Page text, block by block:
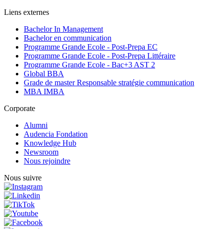
Liens externes
Bachelor In Management
Bachelor en communication
Programme Grande Ecole - Post-Prepa EC
Programme Grande Ecole - Post-Prepa Littéraire
Programme Grande Ecole - Bac+3 AST 2
Global BBA
Grade de master Responsable stratégie communication
MBA IMBA
Corporate
Alumni
Audencia Fondation
Knowledge Hub
Newsroom
Nous rejoindre
Nous suivre